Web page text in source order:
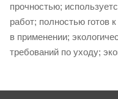
прочностью;
работ; полностью готов
в применении;
требований по уходу;